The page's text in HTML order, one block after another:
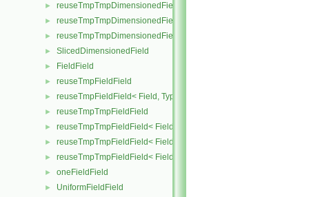
► reuseTmpTmpDimensionedField< TypeR, Type1, TypeR, GeoMesh
► reuseTmpTmpDimensionedField< TypeR, TypeR, Type2, GeoMesh
► reuseTmpTmpDimensionedField< TypeR, TypeR, TypeR,
► SlicedDimensionedField
► FieldField
► reuseTmpFieldField
► reuseTmpFieldField< Field, TypeR, TypeR >
► reuseTmpTmpFieldField
► reuseTmpTmpFieldField< Field, TypeR, Type1, TypeR >
► reuseTmpTmpFieldField< Field, TypeR, TypeR, Type2 >
► reuseTmpTmpFieldField< Field, TypeR, TypeR, TypeR >
► oneFieldField
► UniformFieldField